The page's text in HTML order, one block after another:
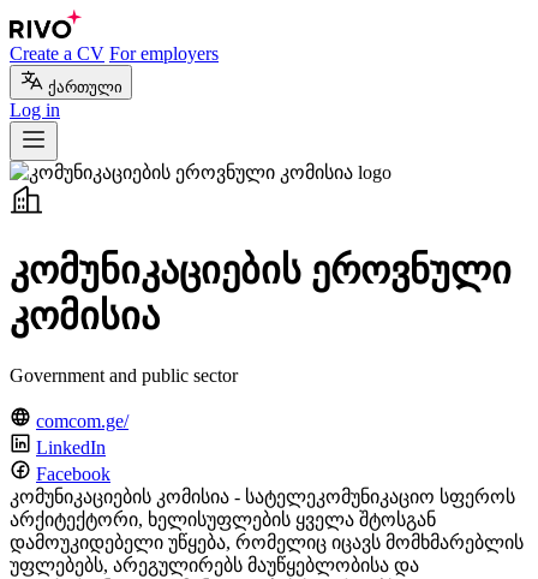
Create a CV For employers
ქართული
Log in
კომუნიკაციების ეროვნული
კომისია
Government and public sector
comcom.ge/
LinkedIn
Facebook
კომუნიკაციების კომისია - სატელეკომუნიკაციო სფეროს
არქიტექტორი, ხელისუფლების ყველა შტოსგან
დამოუკიდებელი უწყება, რომელიც იცავს მომხმარებლის
უფლებებს, არეგულირებს მაუწყებლობისა და